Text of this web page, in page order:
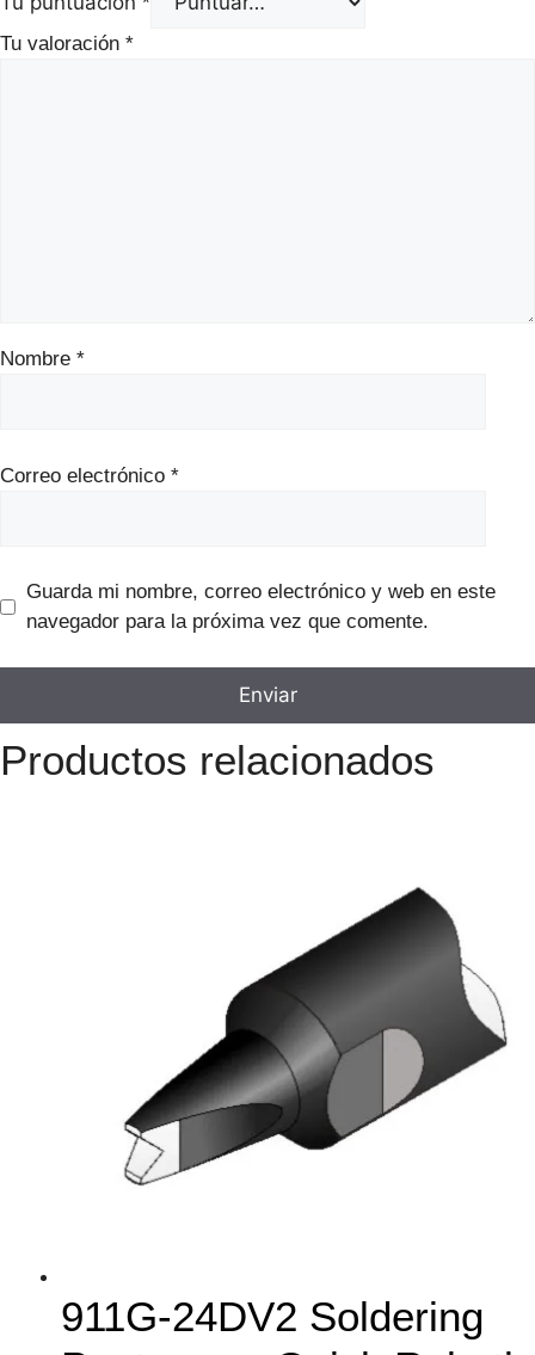
Tu valoración *
Nombre *
Correo electrónico *
Guarda mi nombre, correo electrónico y web en este
navegador para la próxima vez que comente.
Productos relacionados
911G-24DV2 Soldering